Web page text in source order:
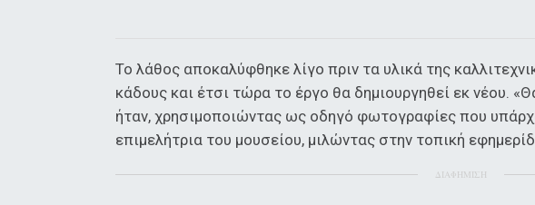
Το λάθος αποκαλύφθηκε λίγο πριν τα υλικά της
κάδους και έτσι τώρα το έργο θα δημιουργηθεί εκ νέου.
ήταν, χρησιμοποιώντας ως οδηγό φωτογραφίες που
επιμελήτρια του μουσείου, μιλώντας στην τοπική
ΔΙΑΦΗΜΙΣΗ